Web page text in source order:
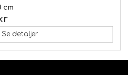
cm
Se detaljer